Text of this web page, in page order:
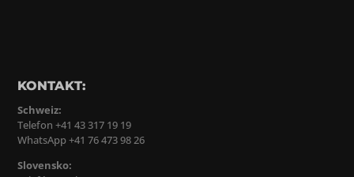
KONTAKT:
Schweiz:
Telefon +41 43 317 19 19
WhatsApp +41 76 473 98 26
Slovensko: